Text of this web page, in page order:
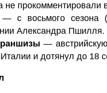
не прокомментировали
— с восьмого сезона
Александра Пшилля.
—
и дотянул до 18